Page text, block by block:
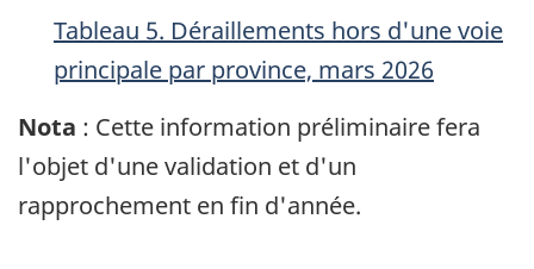
Tableau 5. Déraillements hors d'une voie
principale par province, mars 2026
Nota : Cette information préliminaire fera
l'objet d'une validation et d'un
rapprochement en fin d'année.